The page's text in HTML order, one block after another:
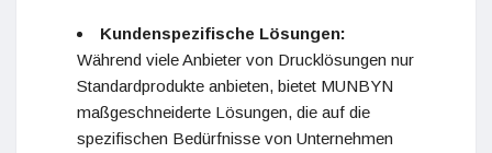
Kundenspezifische Lösungen:
Während viele Anbieter von Drucklösungen nur
Standardprodukte anbieten, bietet MUNBYN
maßgeschneiderte Lösungen, die auf die
spezifischen Bedürfnisse von Unternehmen